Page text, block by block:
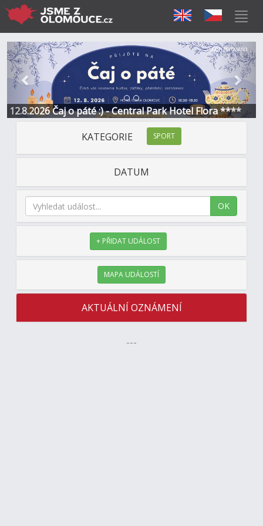
12.8.2026 Čaj o páté :) - Central Park Hotel Flora ****
Předchozí Další
Sponzorováno
KATEGORIE SPORT
DATUM
OK
+ PŘIDAT UDÁLOST
MAPA UDÁLOSTÍ
AKTUÁLNÍ OZNÁMENÍ
---